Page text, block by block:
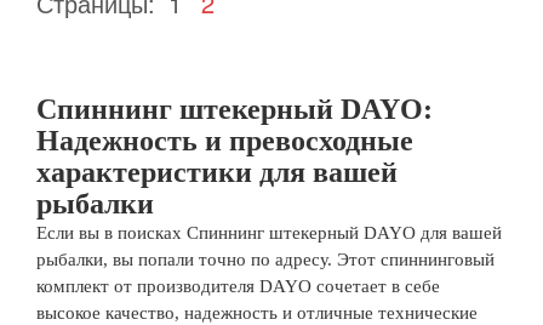
Спиннинг штекерный DAYO:
Надежность и превосходные
характеристики для вашей
рыбалки
Если вы в поисках Спиннинг штекерный DAYO для вашей
рыбалки, вы попали точно по адресу. Этот спиннинговый
комплект от производителя DAYO сочетает в себе
высокое качество, надежность и отличные технические